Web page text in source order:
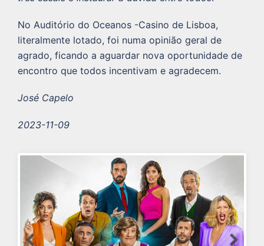
No Auditório do Oceanos -Casino de Lisboa,
literalmente lotado, foi numa opinião geral de
agrado, ficando a aguardar nova oportunidade de
encontro que todos incentivam e agradecem.
José Capelo
2023-11-09